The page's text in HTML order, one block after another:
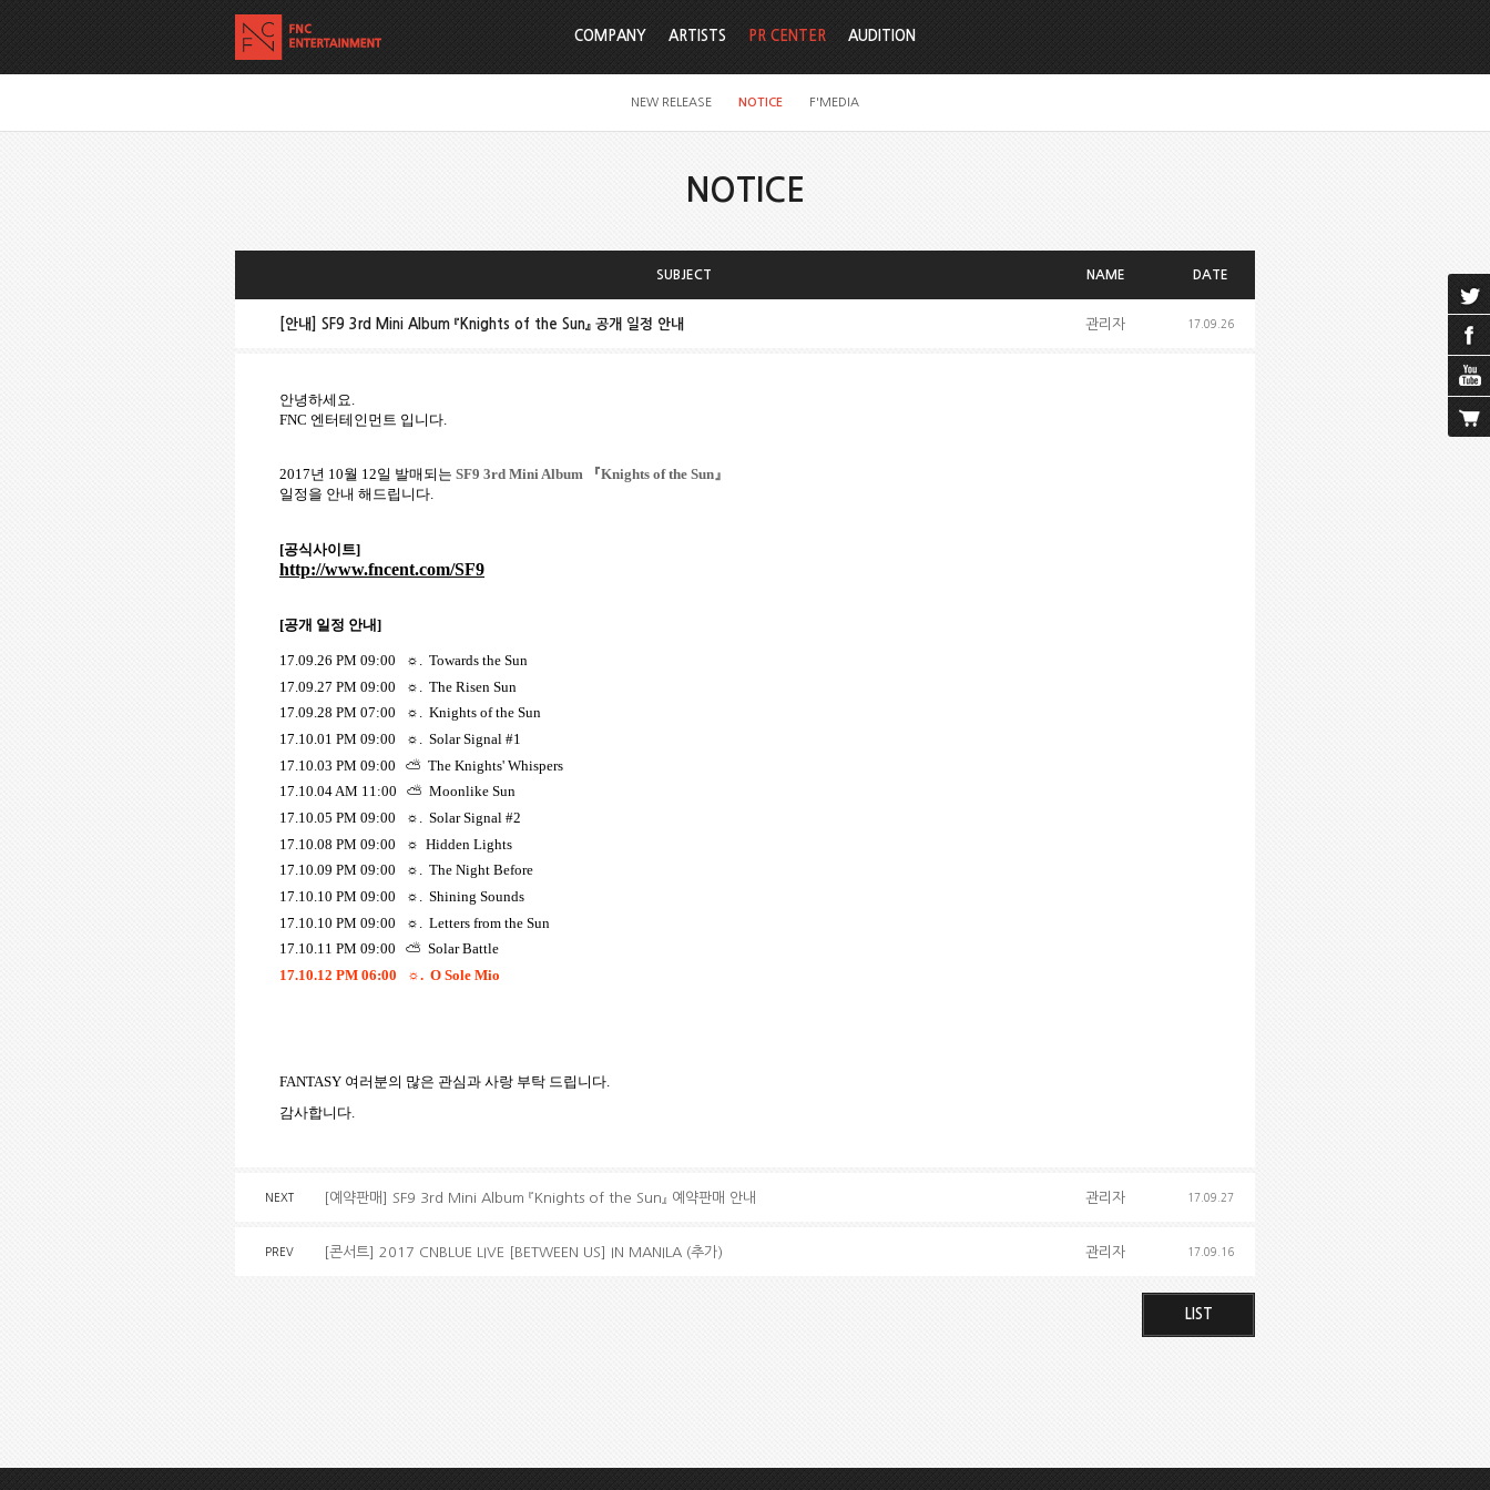
COMPANY ARTISTS PR CENTER
NEW RELEASE NOTICE F'MEDIA
AUDITION
NOTICE
SUBJECT NAME DATE
[안내] SF9 3rd Mini Album 『Knights of the Sun』 공개 일정 안내 관리자 17.09.26
안녕하세요.
FNC 엔터테인먼트 입니다.
2017년 10월 12일 발매되는 SF9 3rd Mini Album 『Knights of the Sun』
일정을 안내 해드립니다.
[공식사이트]
http://www.fncent.com/SF9
[공개 일정 안내]
17.09.26 PM 09:00 ☼ . Towards the Sun
17.09.27 PM 09:00
☼
The Risen Sun
17.09.28 PM 07:00
☼ . Knights of the Sun
17.10.01 PM 09:00
☼
Solar Signal #1
17.10.03 PM 09:00
⛅ The Knights' Whispers
17.10.04 AM 11:00
⛅ Moonlike Sun
17.10.05 PM 09:00
☼
Solar Signal #2
17.10.08 PM 09:00
☼ Hidden Lights
17.10.09 PM 09:00
☼ . The Night Before
17.10.10 PM 09:00
☼
Shining Sounds
17.10.10 PM 09:00
☼
Letters from the Sun
17.10.11 PM 09:00
⛅ Solar Battle
17.10.12 PM 06:00
☼. O Sole Mio
FANTASY 여러분의 많은 관심과 사랑 부탁 드립니다.
감사합니다.
NEXT [예약판매] SF9 3rd Mini Album 『Knights of the Sun』 예약판매 안내 관리자 17.09.27
PREV [콘서트] 2017 CNBLUE LIVE [BETWEEN US] IN MANILA (추가) 관리자 17.09.16
LIST